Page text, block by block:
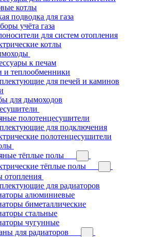
котлы
подводка для газа
учёта газа
для систем отопления
котлы
к печам
и теплообменники
для печей и каминов
для дымоходов
полотенцесушители
для подключения
полотенцесушители
тёплые полы
тёплые полы
отопления
для радиаторов
алюминиевые
биметаллические
стальные
чугунные
для радиаторов